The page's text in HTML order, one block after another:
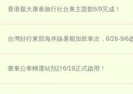
香港最大康泰旅行社台東主題館6/9完成！
台灣好行東部海岸線暑期加班車次，6/26-9/6
臺東公車轉運站預計6/19正式啟用！